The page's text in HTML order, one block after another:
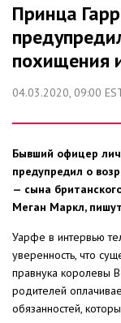
ИММИГРАЦИЯ В
ЗНАМЕНИТОСТИ
ЗДОРОВЬЕ И
ДОМ И ЕДА
Принца
похищения
04.03.2020, 09:00
Бывший офицер
предупредил о
— сына
Меган Маркл, пишут
Уарфе в интервью
уверенность, что
правнука королевы
родителей
обязанностей,